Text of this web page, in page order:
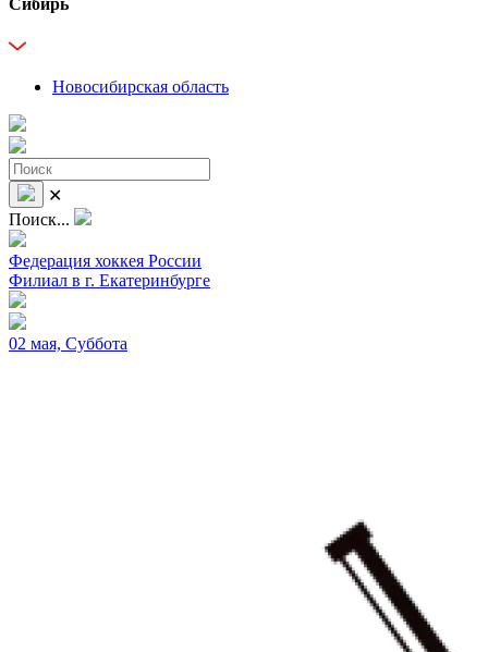
Новосибирская область
✕
Поиск...
Федерация хоккея России
Филиал в г. Екатеринбурге
02 мая, Суббота